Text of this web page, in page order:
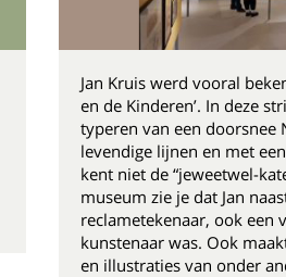
Jan Kruis werd vooral
en de Kinderen’. In deze
typeren van een doorsnee
levendige lijnen en met
kent niet de “jeweetwel-
museum zie je dat Jan
reclametekenaar, ook een
kunstenaar was. Ook
en illustraties van onder